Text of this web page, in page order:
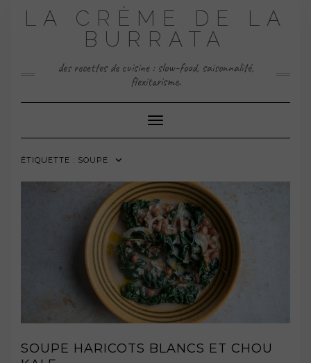
LA CRÈME DE LA
BURRATA
des recettes de cuisine : slow-food, saisonnalité,
flexitarisme.
Toggle Navigation
ÉTIQUETTE : SOUPE
SOUPE HARICOTS BLANCS ET CHOU